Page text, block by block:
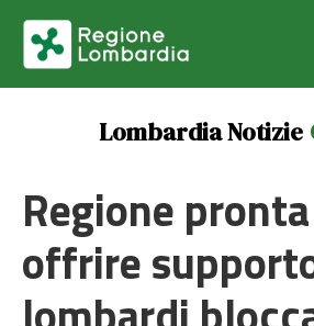
Lombardia Notizie
Regione
offrire